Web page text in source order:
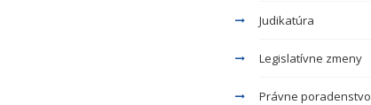
Judikatúra
Legislatívne zmeny
Právne poradenstvo